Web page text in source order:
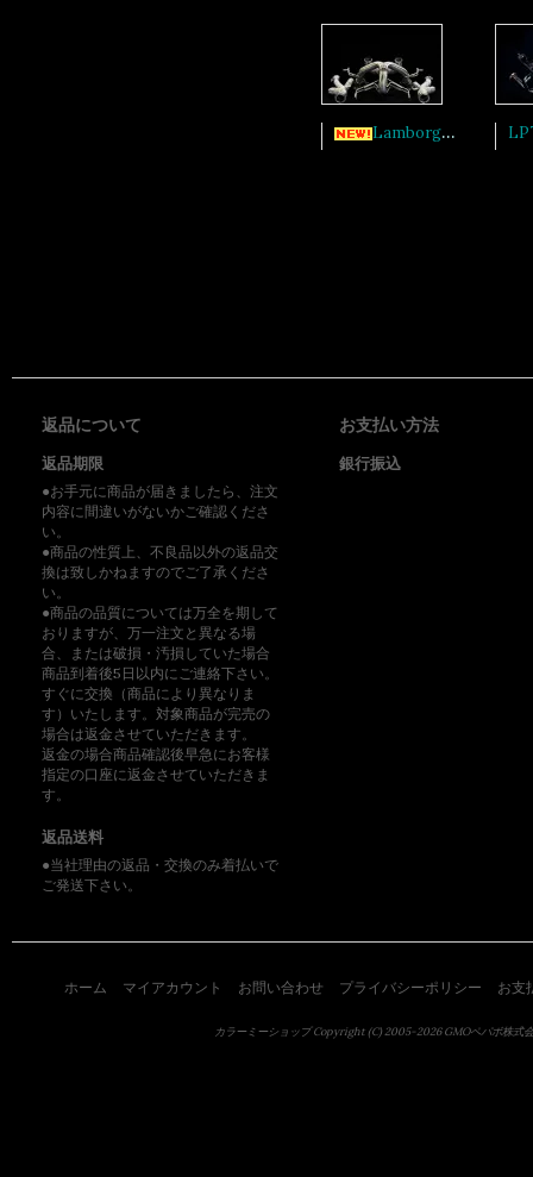
Lamborghin REVUELTO エラーキャンセルシステム付ストレートキャタライザーセットリアエキゾースト
返品について
返品期限
●お手元に商品が届きましたら、注文
内容に間違いがないかご確認くださ
い。
●商品の性質上、不良品以外の返品交
換は致しかねますのでご了承くださ
い。
●商品の品質については万全を期して
おりますが、万一注文と異なる場
合、または破損・汚損していた場合
商品到着後5日以内にご連絡下さい。
すぐに交換（商品により異なりま
す）いたします。対象商品が完売の
場合は返金させていただきます。
返金の場合商品確認後早急にお客様
指定の口座に返金させていただきま
す。
返品送料
●当社理由の返品・交換のみ着払いで
ご発送下さい。
お支払い方法
銀行振込
ホーム マイアカウント お問い合わせ プライバシーポリシー お支
カラーミーショップCopyright (C) 2005-2026GMOペパボ株式